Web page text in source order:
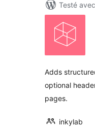
Testé
Adds
optional
pages.
inkylab